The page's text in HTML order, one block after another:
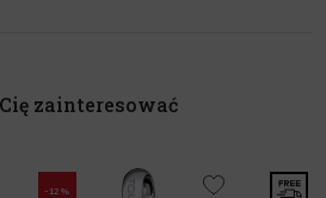
zainteresować
-12%